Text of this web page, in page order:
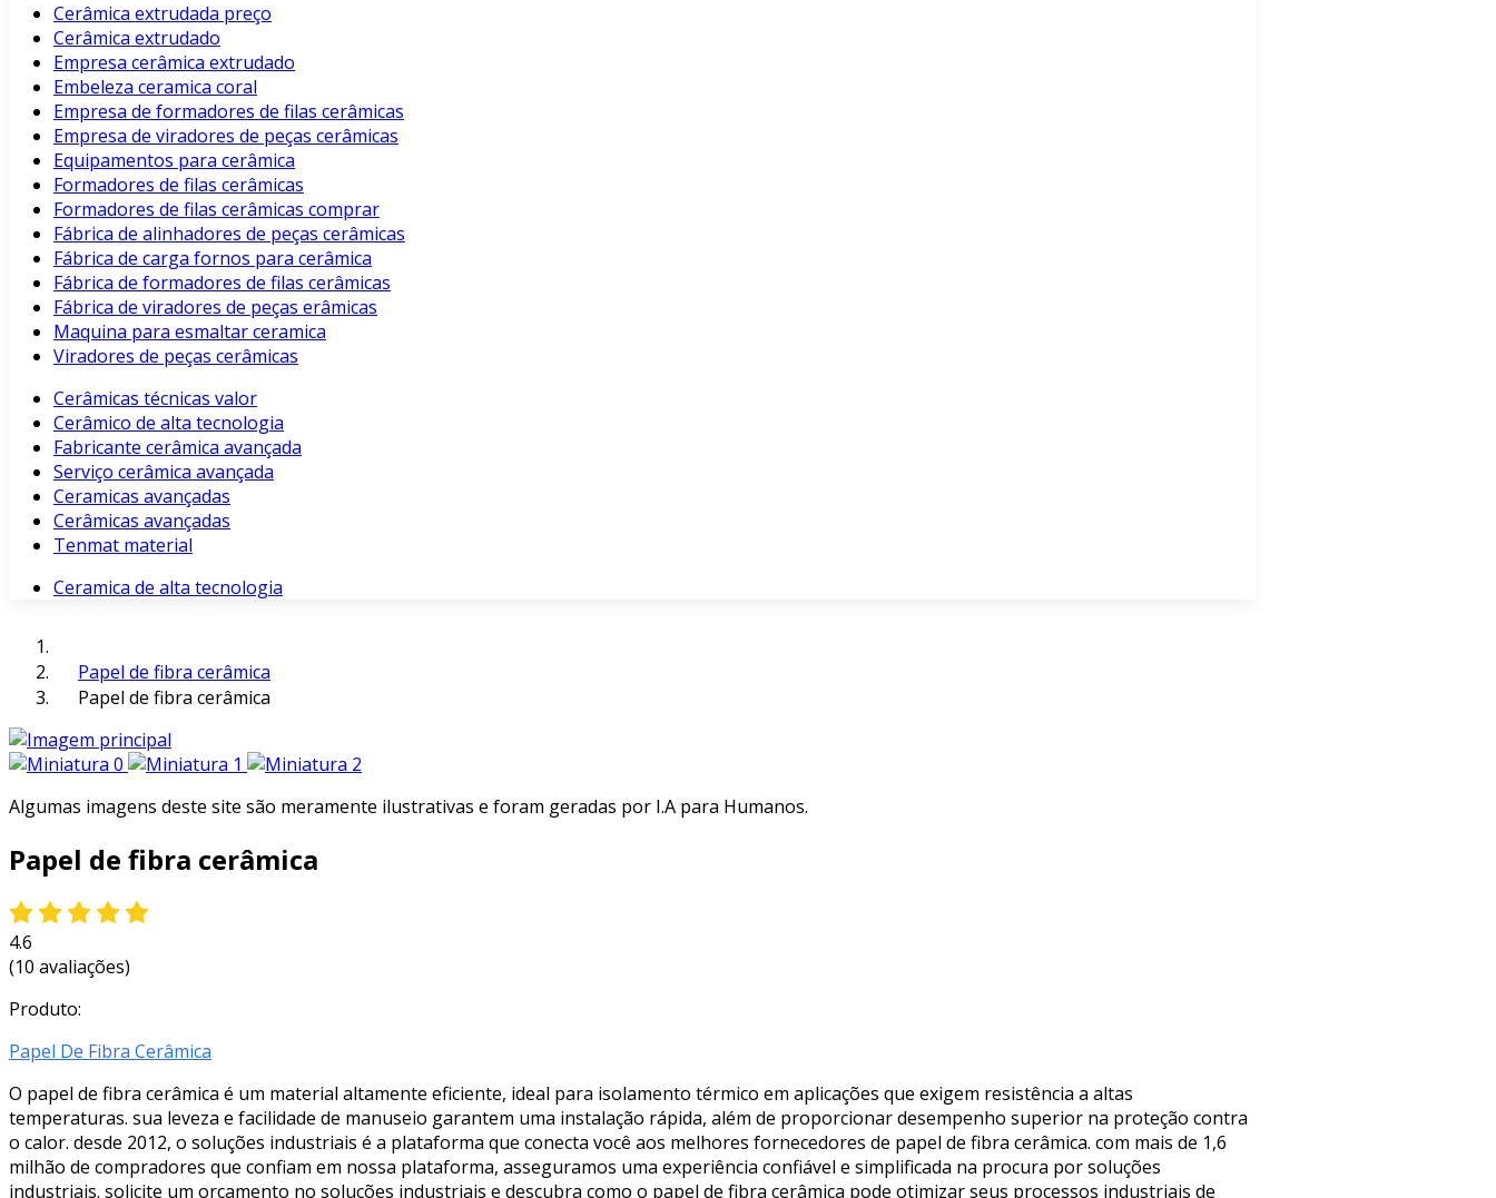
Cerâmica extrudada preço
Cerâmica extrudado
Empresa cerâmica extrudado
Embeleza ceramica coral
Empresa de formadores de filas cerâmicas
Empresa de viradores de peças cerâmicas
Equipamentos para cerâmica
Formadores de filas cerâmicas
Formadores de filas cerâmicas comprar
Fábrica de alinhadores de peças cerâmicas
Fábrica de carga fornos para cerâmica
Fábrica de formadores de filas cerâmicas
Fábrica de viradores de peças erâmicas
Maquina para esmaltar ceramica
Viradores de peças cerâmicas
Cerâmicas técnicas valor
Cerâmico de alta tecnologia
Fabricante cerâmica avançada
Serviço cerâmica avançada
Ceramicas avançadas
Cerâmicas avançadas
Tenmat material
Ceramica de alta tecnologia
Papel de fibra cerâmica
Papel de fibra cerâmica
Algumas imagens deste site são meramente ilustrativas e foram geradas por I.A para Humanos.
Papel de fibra cerâmica
4.6
(10 avaliações)
Produto:
Papel De Fibra Cerâmica
O papel de fibra cerâmica é um material altamente eficiente, ideal para isolamento térmico em aplicações que exigem resistência a altas
temperaturas. sua leveza e facilidade de manuseio garantem uma instalação rápida, além de proporcionar desempenho superior na proteção contra
o calor. desde 2012, o soluções industriais é a plataforma que conecta você aos melhores fornecedores de papel de fibra cerâmica. com mais de 1,6
milhão de compradores que confiam em nossa plataforma, asseguramos uma experiência confiável e simplificada na procura por soluções
industriais. solicite um orçamento no soluções industriais e descubra como o papel de fibra cerâmica pode otimizar seus processos industriais de